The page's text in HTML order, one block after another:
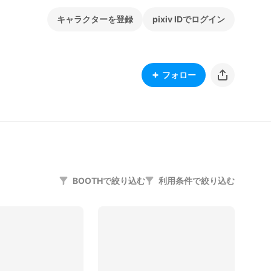
キャラクターを登録 pixiv IDでログイン
フォロー
BOOTHで絞り込む 利用条件で絞り込む